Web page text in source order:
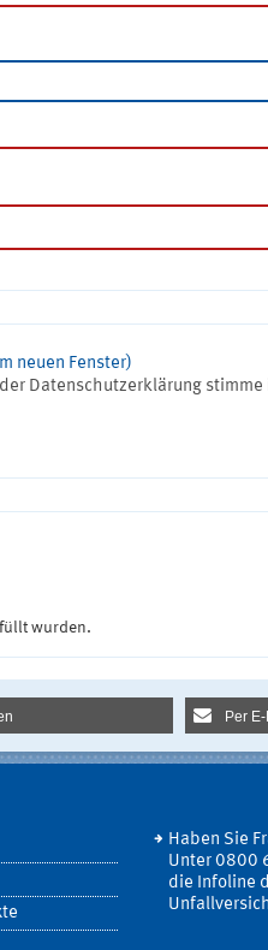
neuen Fenster)
Datenschutzerklärung stimme
wurden.
Per
Haben Sie
Unter 0800
die Infoline